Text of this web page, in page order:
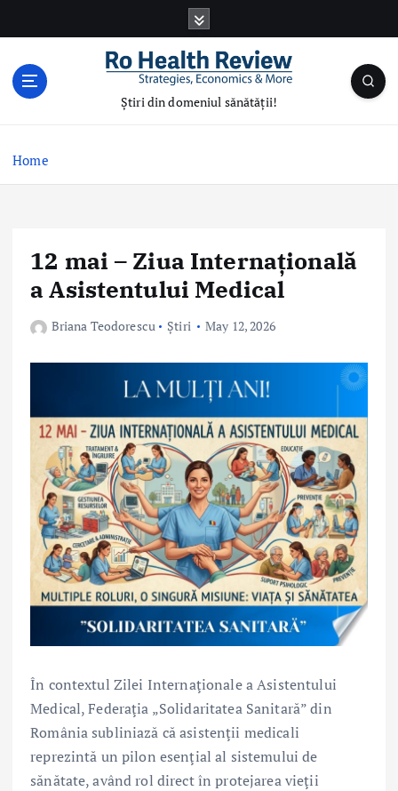
Știri din domeniul sănătății!
Home
12 mai – Ziua Internațională
a Asistentului Medical
Briana Teodorescu Știri May 12, 2026
În contextul Zilei Internaţionale a Asistentului
Medical, Federaţia „Solidaritatea Sanitară” din
România subliniază că asistenţii medicali
reprezintă un pilon esenţial al sistemului de
sănătate, având rol direct în protejarea vieţii